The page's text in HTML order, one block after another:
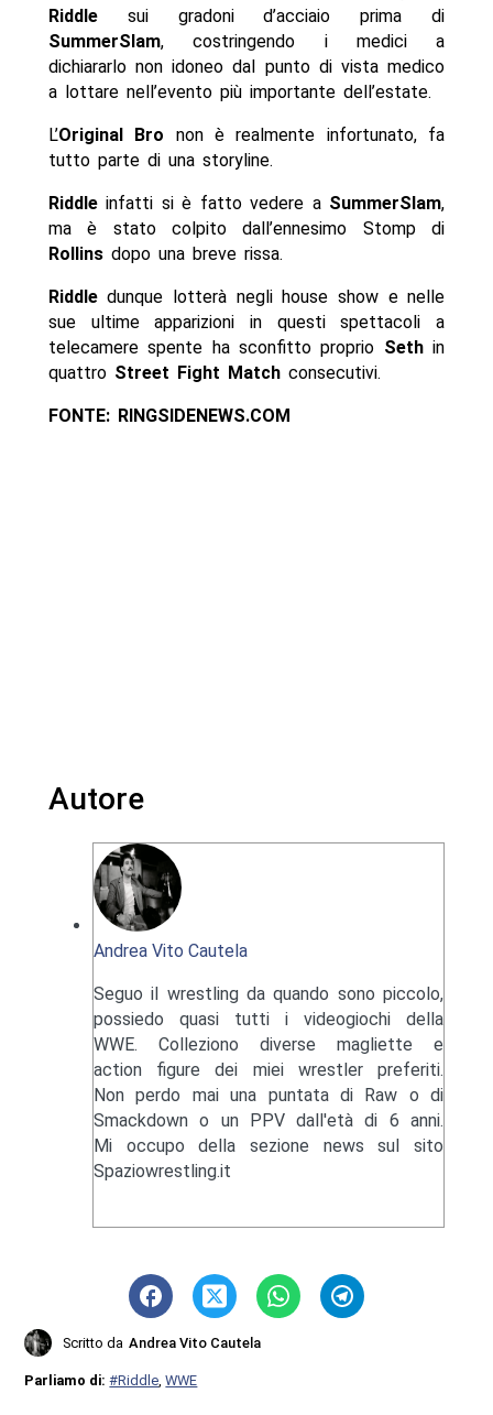
Riddlesui gradoni d’acciaio prima di
SummerSlam, costringendo i medici a
dichiararlo non idoneo dal punto di vista medico
a lottare nell’evento più importante dell’estate.
L’Original Bro non è realmente infortunato, fa
tutto parte di una storyline.
Riddleinfatti si è fatto vedere a SummerSlam,
ma è stato colpito dall’ennesimo Stomp di
Rollinsdopo una breve rissa.
Riddledunque lotterà negli house show e nelle
sue ultime apparizioni in questi spettacoli a
telecamere spente ha sconfitto proprio Sethin
quattro Street Fight Match consecutivi.
FONTE: RINGSIDENEWS.COM
Autore
Andrea Vito Cautela
Seguo il wrestling da quando sono piccolo,
possiedo quasi tutti i videogiochi della
WWE. Colleziono diverse magliette e
action figure dei miei wrestler preferiti.
Non perdo mai una puntata di Raw o di
Smackdown o un PPV dall'età di 6 anni.
Mi occupo della sezione news sul sito
Spaziowrestling.it
Scritto da Andrea Vito Cautela
Parliamo di:#Riddle ,WWE